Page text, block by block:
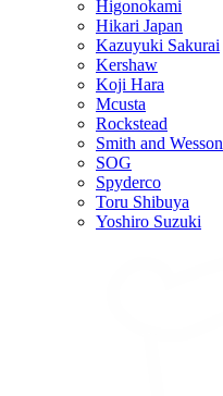
Higonokami
Hikari Japan
Kazuyuki Sakurai
Kershaw
Koji Hara
Mcusta
Rockstead
Smith and Wesson
SOG
Spyderco
Toru Shibuya
Yoshiro Suzuki